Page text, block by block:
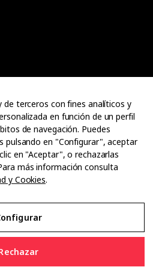
de terceros con fines analíticos y
en función de un perfil
de navegación. Puedes
pulsando en "Configurar", aceptar
en "Aceptar", o rechazarlas
más información consulta
y Cookies.
Legal